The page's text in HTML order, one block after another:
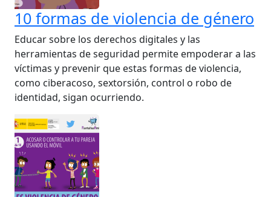
10 formas de violencia de género
Educar sobre los derechos digitales y las
herramientas de seguridad permite empoderar a las
víctimas y prevenir que estas formas de violencia,
como ciberacoso, sextorsión, control o robo de
identidad, sigan ocurriendo.